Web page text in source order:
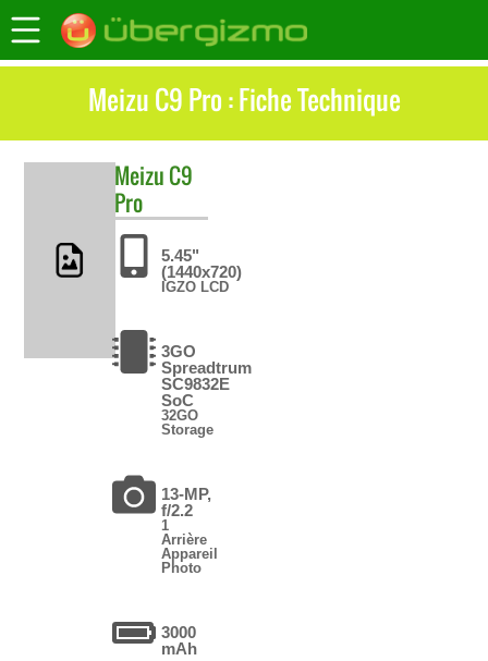
Meizu C9 Pro : Fiche Technique
Meizu C9
Pro
5.45"
(1440x720)
IGZO LCD
3GO
Spreadtrum
SC9832E
SoC
32GO
Storage
13-MP,
f/2.2
1
Arrière
Appareil
Photo
3000
mAh